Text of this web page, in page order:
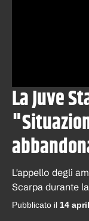
La Juve
L'appello degli
Scarpa durante
Pubblicato il 14